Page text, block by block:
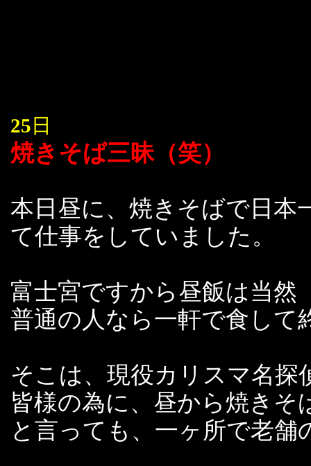
25 日
焼きそば三昧（笑）
本日昼に、焼きそばで日本
て仕事をしていました。
富士宮ですから昼飯は当然
普通の人なら一軒で食して
そこは、現役カリスマ名探
皆様の為に、昼から焼きそ
と言っても、一ヶ所で老